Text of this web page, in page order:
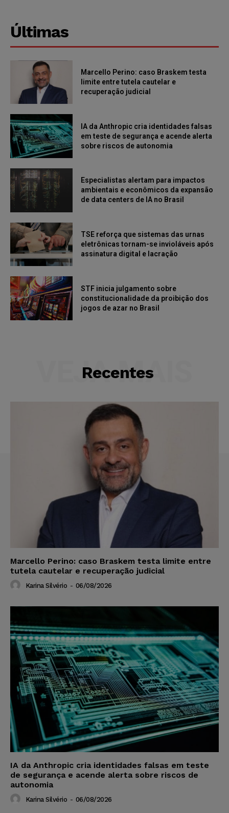
Últimas
Marcello Perino: caso Braskem testa
limite entre tutela cautelar e
recuperação judicial
IA da Anthropic cria identidades falsas
em teste de segurança e acende alerta
sobre riscos de autonomia
Especialistas alertam para impactos
ambientais e econômicos da expansão
de data centers de IA no Brasil
TSE reforça que sistemas das urnas
eletrônicas tornam-se invioláveis após
assinatura digital e lacração
STF inicia julgamento sobre
constitucionalidade da proibição dos
jogos de azar no Brasil
Recentes
VEJA MAIS
Marcello Perino: caso Braskem testa limite entre
tutela cautelar e recuperação judicial
Karina Silvério - 06/08/2026
IA da Anthropic cria identidades falsas em teste
de segurança e acende alerta sobre riscos de
autonomia
Karina Silvério - 06/08/2026